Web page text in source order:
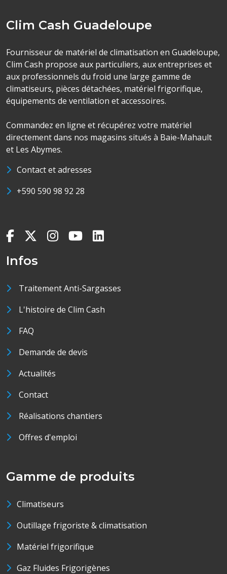
Clim Cash Guadeloupe
Fournisseur de matériel de climatisation en Guadeloupe,
Clim Cash propose aux particuliers, aux entreprises et
aux professionnels du froid une large gamme de
climatiseurs, pièces détachées, matériel frigorifique,
équipements de ventilation et accessoires.
Commandez en ligne et récupérez votre matériel
directement dans nos magasins situés à Baie-Mahault
et Les Abymes.
Contact et adresses
+590 590 98 92 28
Infos
Traitement Anti-Sargasses
L'histoire de Clim Cash
FAQ
Demande de devis
Actualités
Contact
Réalisations chantiers
Offres d'emploi
Gamme de produits
Climatiseurs
Outillage frigoriste & climatisation
Matériel frigorifique
Gaz Fluides Frigorigènes